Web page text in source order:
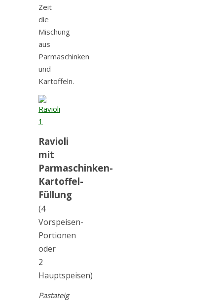
Zeit
die
Mischung
aus
Parmaschinken
und
Kartoffeln.
Ravioli
mit
Parmaschinken-
Kartoffel-
Füllung
(4
Vorspeisen-
Portionen
oder
2
Hauptspeisen)
Pastateig